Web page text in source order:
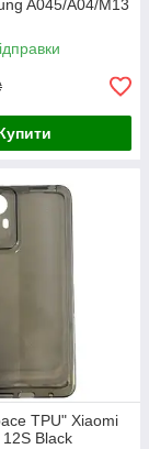
A045/A04/M13
TPU" Xiaomi
Black